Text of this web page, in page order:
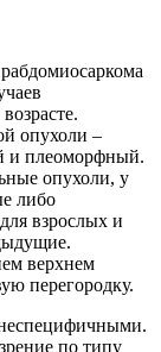
опухоли –
и плеоморфный.
опухоли, у
либо
взрослых и
верхнем
перегородку.
по типу